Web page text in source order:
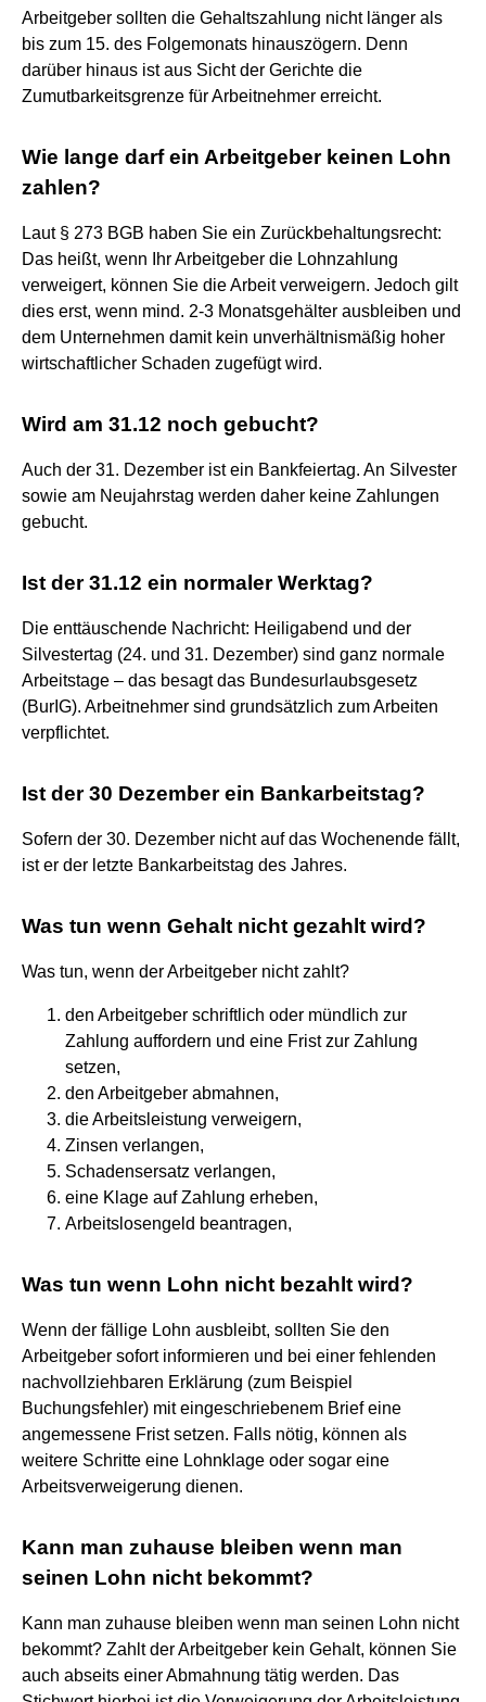
Arbeitgeber sollten die Gehaltszahlung nicht länger als
bis zum 15. des Folgemonats hinauszögern. Denn
darüber hinaus ist aus Sicht der Gerichte die
Zumutbarkeitsgrenze für Arbeitnehmer erreicht.
Wie lange darf ein Arbeitgeber keinen Lohn
zahlen?
Laut § 273 BGB haben Sie ein Zurückbehaltungsrecht:
Das heißt, wenn Ihr Arbeitgeber die Lohnzahlung
verweigert, können Sie die Arbeit verweigern. Jedoch gilt
dies erst, wenn mind. 2-3 Monatsgehälter ausbleiben und
dem Unternehmen damit kein unverhältnismäßig hoher
wirtschaftlicher Schaden zugefügt wird.
Wird am 31.12 noch gebucht?
Auch der 31. Dezember ist ein Bankfeiertag. An Silvester
sowie am Neujahrstag werden daher keine Zahlungen
gebucht.
Ist der 31.12 ein normaler Werktag?
Die enttäuschende Nachricht: Heiligabend und der
Silvestertag (24. und 31. Dezember) sind ganz normale
Arbeitstage – das besagt das Bundesurlaubsgesetz
(BurIG). Arbeitnehmer sind grundsätzlich zum Arbeiten
verpflichtet.
Ist der 30 Dezember ein Bankarbeitstag?
Sofern der 30. Dezember nicht auf das Wochenende fällt,
ist er der letzte Bankarbeitstag des Jahres.
Was tun wenn Gehalt nicht gezahlt wird?
Was tun, wenn der Arbeitgeber nicht zahlt?
den Arbeitgeber schriftlich oder mündlich zur
Zahlung auffordern und eine Frist zur Zahlung
setzen,
den Arbeitgeber abmahnen,
die Arbeitsleistung verweigern,
Zinsen verlangen,
Schadensersatz verlangen,
eine Klage auf Zahlung erheben,
Arbeitslosengeld beantragen,
Was tun wenn Lohn nicht bezahlt wird?
Wenn der fällige Lohn ausbleibt, sollten Sie den
Arbeitgeber sofort informieren und bei einer fehlenden
nachvollziehbaren Erklärung (zum Beispiel
Buchungsfehler) mit eingeschriebenem Brief eine
angemessene Frist setzen. Falls nötig, können als
weitere Schritte eine Lohnklage oder sogar eine
Arbeitsverweigerung dienen.
Kann man zuhause bleiben wenn man
seinen Lohn nicht bekommt?
Kann man zuhause bleiben wenn man seinen Lohn nicht
bekommt? Zahlt der Arbeitgeber kein Gehalt, können Sie
auch abseits einer Abmahnung tätig werden. Das